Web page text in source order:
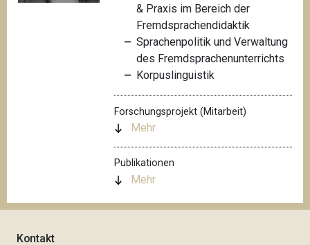
& Praxis im Bereich der
Fremdsprachendidaktik
Sprachenpolitik und Verwaltung
des Fremdsprachenunterrichts
Korpuslinguistik
Forschungsprojekt (Mitarbeit)
Mehr
Publikationen
Mehr
Kontakt